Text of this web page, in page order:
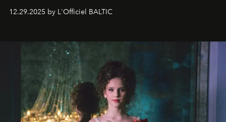
харизмы, чье имя уже украшает обложки
2025
и LUXIA June 2025, представляет собой
уникальное явление современной культуры.
12.29.2025 by L'Officiel BALTIC